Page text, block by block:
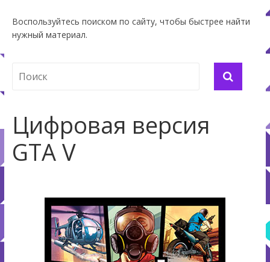
Воспользуйтесь поиском по сайту, чтобы быстрее найти
нужный материал.
Цифровая версия
GTA V